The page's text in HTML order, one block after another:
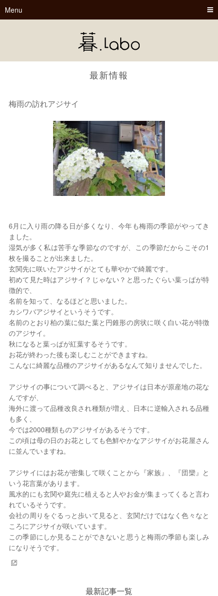
Menu
最新情報
梅雨の訪れアジサイ
木
1
2 3 4 5 6 7 8
9 10
16 17 18 19 20 21 22
23 24 25 26 27 28 29
30 31
6月に入り雨の降る日が多くなり、今年も梅雨の季節がやってき
ました。
湿気が多く私は苦手な季節なのですが、この季節だからこその1
枚を撮ることが出来ました。
玄関先に咲いたアジサイがとても華やかで綺麗です。
初めて見た時はアジサイ？じゃない？と思ったぐらい葉っぱが特
徴的で、
名前を知って、なるほどと思いました。
カシワバアジサイというそうです。
名前のとおり柏の葉に似た葉と円錐形の房状に咲く白い花が特徴
のアジサイ。
秋になると葉っぱが紅葉するそうです。
お花が終わった後も楽しむことができますね。
こんなに綺麗な品種のアジサイがあるなんて知りませんでした。
アジサイの事について調べると、アジサイは日本が原産地の花な
んですが、
海外に渡って品種改良され種類が増え、日本に逆輸入される品種
も多く、
今では2000種類ものアジサイがあるそうです。
この頃は母の日のお花としても色鮮やかなアジサイがお花屋さん
に並んでいますね。
アジサイにはお花が密集して咲くことから『家族』、『団欒』と
いう花言葉があります。
風水的にも玄関や庭先に植えると人やお金が集まってくると言わ
れているそうです。
会社の周りをぐるっと歩いて見ると、玄関だけではなく色々なと
ころにアジサイが咲いています。
この季節にしか見ることができないと思うと梅雨の季節も楽しみ
になりそうです。
最新記事一覧